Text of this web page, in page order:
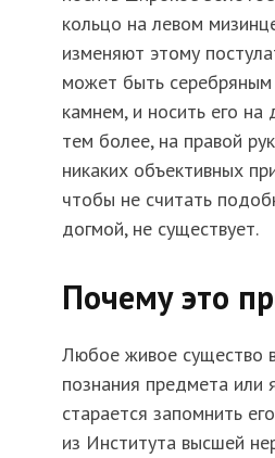
кольцо на левом
изменяют этому
может быть серебряным
камнем, и носить его на
тем более, на правой
никаких объективных
чтобы не считать
догмой, не существует.
Почему это
Любое живое существо
познания предмета или
старается запомнить
из Института высшей